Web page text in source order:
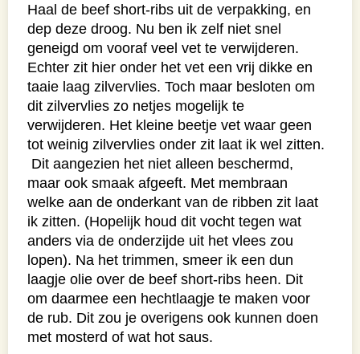
Haal de beef short-ribs uit de verpakking, en
dep deze droog. Nu ben ik zelf niet snel
geneigd om vooraf veel vet te verwijderen.
Echter zit hier onder het vet een vrij dikke en
taaie laag zilvervlies. Toch maar besloten om
dit zilvervlies zo netjes mogelijk te
verwijderen. Het kleine beetje vet waar geen
tot weinig zilvervlies onder zit laat ik wel zitten.
Dit aangezien het niet alleen beschermd,
maar ook smaak afgeeft. Met membraan
welke aan de onderkant van de ribben zit laat
ik zitten. (Hopelijk houd dit vocht tegen wat
anders via de onderzijde uit het vlees zou
lopen). Na het trimmen, smeer ik een dun
laagje olie over de beef short-ribs heen. Dit
om daarmee een hechtlaagje te maken voor
de rub. Dit zou je overigens ook kunnen doen
met mosterd of wat hot saus.